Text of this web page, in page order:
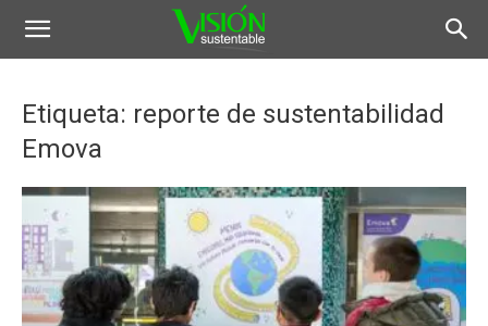
Etiqueta: reporte de sustentabilidad
Emova